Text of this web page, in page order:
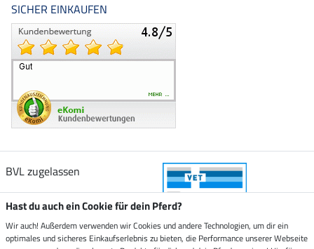
SICHER EINKAUFEN
BVL zugelassen
Hast du auch ein Cookie für dein Pferd?
Wir auch! Außerdem verwenden wir Cookies und andere Technologien, um dir ein
optimales und sicheres Einkaufserlebnis zu bieten, die Performance unserer Webseite